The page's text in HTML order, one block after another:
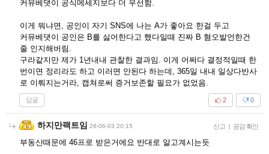
커뮤베댓이 공식메세지보다 더 우선함.
이게 뭐냐면, 공인이 자기 SNS에 나는 A가 좋아요 한걸 두고
커뮤베댓이 공인은 B를 싫어한다고 했다일때 진짜 B 혐오발언한건
줄 인지해버림.
구라같지만 제가 1년내내 관찰한 결과임. 이게 어쩌다 결정적일때 한
번이면 정리라도 하고 이러면 안된다 하는데, 365일 내내 일상다반사
로 이뤄지는거라, 캡쳐로써 증거보존할 필요가 없었음.
답글 0
2
하지만팩트임 26-06-03 20:15 신고 | 공감 확인
부동산때문에 46프로 받은거에요 반대로 알고계시는듯